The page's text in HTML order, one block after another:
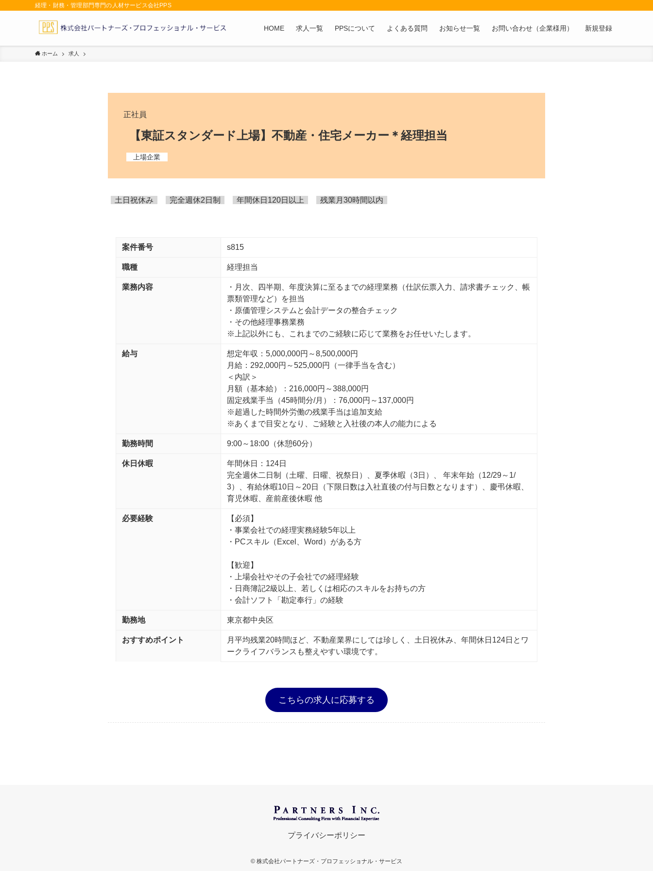
経理・財務・管理部門専門の人材サービス会社PPS
HOME 求人一覧 PPSについて よくある質問 お知らせ一覧 お問い合わせ（企業様用） 新規登録
ホーム 求人
正社員
【東証スタンダード上場】不動産・住宅メーカー＊経理担当
上場企業
土日祝休み 完全週休2日制 年間休日120日以上 残業月30時間以内
案件番号 s815
職種 経理担当
業務内容
・月次、四半期、年度決算に至るまでの経理業務（仕訳伝票入力、請求書チェック、帳
票類管理など）を担当
・原価管理システムと会計データの整合チェック
・その他経理事務業務
※上記以外にも、これまでのご経験に応じて業務をお任せいたします。
給与
想定年収：5,000,000円～8,500,000円
月給：292,000円～525,000円（一律手当を含む）
＜内訳＞
月額（基本給）：216,000円～388,000円
固定残業手当（45時間分/月）：76,000円～137,000円
※超過した時間外労働の残業手当は追加支給
※あくまで目安となり、ご経験と入社後の本人の能力による
勤務時間 9:00～18:00（休憩60分）
休日休暇
年間休日：124日
完全週休二日制（土曜、日曜、祝祭日）、夏季休暇（3日）、 年末年始（12/29～1/
3）、有給休暇10日～20日（下限日数は入社直後の付与日数となります）、慶弔休暇、
育児休暇、産前産後休暇 他
必要経験
【必須】
・事業会社での経理実務経験5年以上
・PCスキル（Excel、Word）がある方
【歓迎】
・上場会社やその子会社での経理経験
・日商簿記2級以上、若しくは相応のスキルをお持ちの方
・会計ソフト「勘定奉行」の経験
勤務地 東京都中央区
おすすめポイント
月平均残業20時間ほど、不動産業界にしては珍しく、土日祝休み、年間休日124日とワ
ークライフバランスも整えやすい環境です。
こちらの求人に応募する
プライバシーポリシー
© 株式会社パートナーズ・プロフェッショナル・サービス